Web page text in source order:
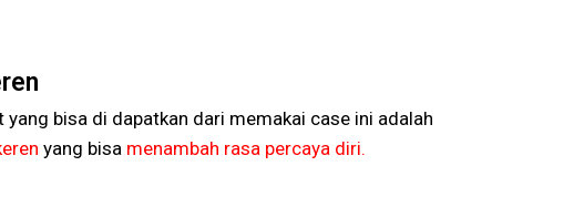
bisa di dapatkan dari memakai case ini adalah
yang bisa menambah rasa percaya diri.